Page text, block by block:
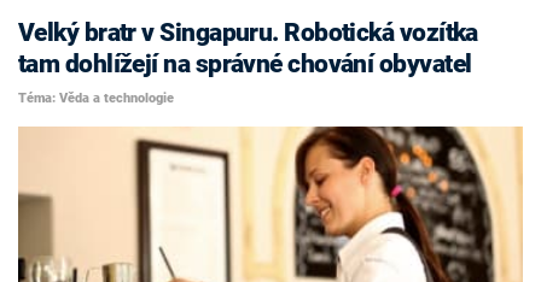
Velký bratr v Singapuru. Robotická vozítka
tam dohlížejí na správné chování obyvatel
Téma: Věda a technologie